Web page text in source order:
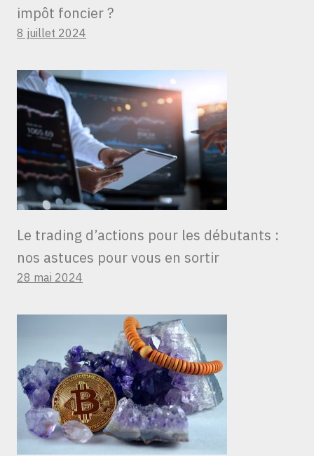
impôt foncier ?
8 juillet 2024
Le trading d’actions pour les débutants :
nos astuces pour vous en sortir
28 mai 2024